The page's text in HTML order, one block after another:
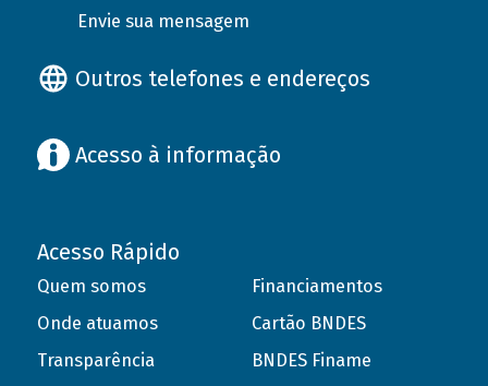
Envie sua mensagem
Outros telefones e endereços
Acesso à informação
Acesso Rápido
Quem somos
Onde atuamos
Transparência
Financiamentos
Cartão BNDES
BNDES Finame